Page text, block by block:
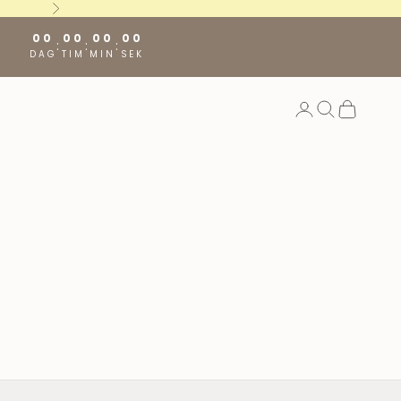
Nästa
00
DAG
:
00
TIM
:
00
MIN
:
00
SEK
Öppna
Öppna sök
Öppna